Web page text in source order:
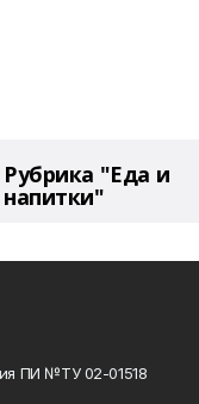
Рубрика "Еда и
напитки"
ПИ №ТУ 02-01518